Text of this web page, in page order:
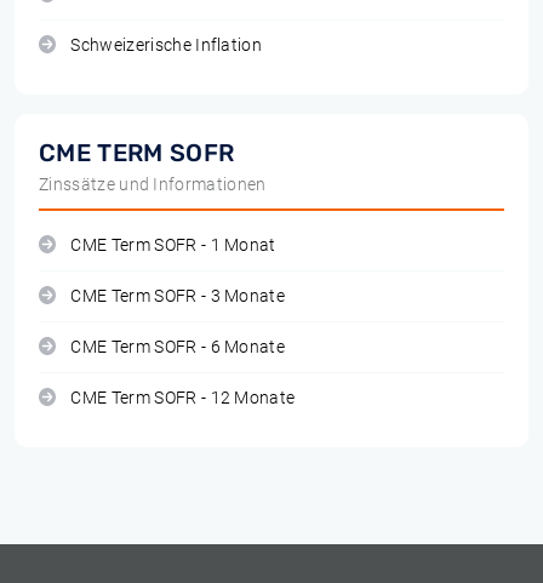
Schweizerische Inflation
CME TERM SOFR
Zinssätze und Informationen
CME Term SOFR - 1 Monat
CME Term SOFR - 3 Monate
CME Term SOFR - 6 Monate
CME Term SOFR - 12 Monate